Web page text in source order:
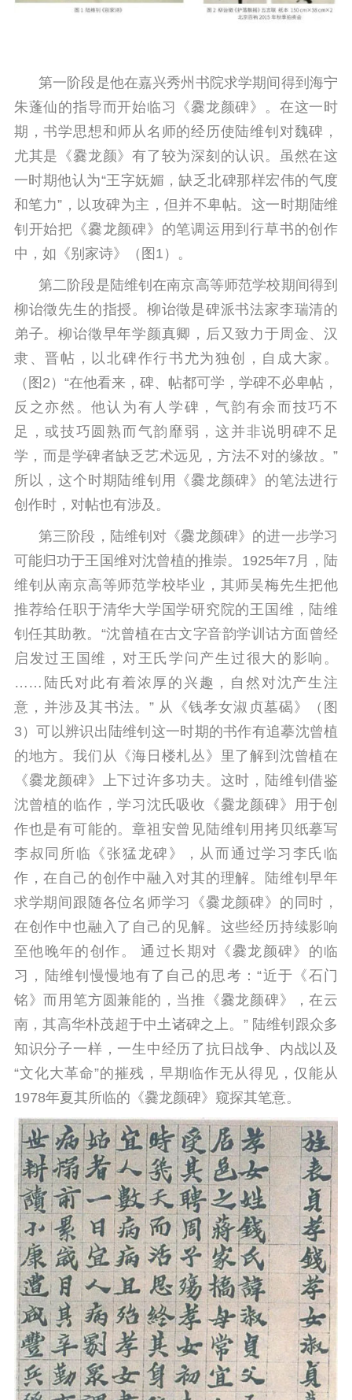
第一阶段是他在嘉兴秀州书院求学期间得到海宁
朱蓬仙的指导而开始临习《爨龙颜碑》。在这一时
期，书学思想和师从名师的经历使陆维钊对魏碑，
尤其是《爨龙颜》有了较为深刻的认识。虽然在这
一时期他认为“王字妩媚，缺乏北碑那样宏伟的气度
和笔力”，以攻碑为主，但并不卑帖。这一时期陆维
钊开始把《爨龙颜碑》的笔调运用到行草书的创作
中，如《别家诗》（图1）。
第二阶段是陆维钊在南京高等师范学校期间得到
柳诒徵先生的指授。柳诒徵是碑派书法家李瑞清的
弟子。柳诒徵早年学颜真卿，后又致力于周金、汉
隶、晋帖，以北碑作行书尤为独创，自成大家。
（图2）“在他看来，碑、帖都可学，学碑不必卑帖，
反之亦然。他认为有人学碑，气韵有余而技巧不
足，或技巧圆熟而气韵靡弱，这并非说明碑不足
学，而是学碑者缺乏艺术远见，方法不对的缘故。”
所以，这个时期陆维钊用《爨龙颜碑》的笔法进行
创作时，对帖也有涉及。
第三阶段，陆维钊对《爨龙颜碑》的进一步学习
可能归功于王国维对沈曾植的推崇。1925年7月，陆
维钊从南京高等师范学校毕业，其师吴梅先生把他
推荐给任职于清华大学国学研究院的王国维，陆维
钊任其助教。“沈曾植在古文字音韵学训诂方面曾经
启发过王国维，对王氏学问产生过很大的影响。
……陆氏对此有着浓厚的兴趣，自然对沈产生注
意，并涉及其书法。” 从《钱孝女淑贞墓碣》（图
3）可以辨识出陆维钊这一时期的书作有追摹沈曾植
的地方。我们从《海日楼札丛》里了解到沈曾植在
《爨龙颜碑》上下过许多功夫。这时，陆维钊借鉴
沈曾植的临作，学习沈氏吸收《爨龙颜碑》用于创
作也是有可能的。章祖安曾见陆维钊用拷贝纸摹写
李叔同所临《张猛龙碑》，从而通过学习李氏临
作，在自己的创作中融入对其的理解。陆维钊早年
求学期间跟随各位名师学习《爨龙颜碑》的同时，
在创作中也融入了自己的见解。这些经历持续影响
至他晚年的创作。 通过长期对《爨龙颜碑》的临
习，陆维钊慢慢地有了自己的思考：“近于《石门
铭》而用笔方圆兼能的，当推《爨龙颜碑》，在云
南，其高华朴茂超于中土诸碑之上。” 陆维钊跟众多
知识分子一样，一生中经历了抗日战争、内战以及
“文化大革命”的摧残，早期临作无从得见，仅能从
1978年夏其所临的《爨龙颜碑》窥探其笔意。